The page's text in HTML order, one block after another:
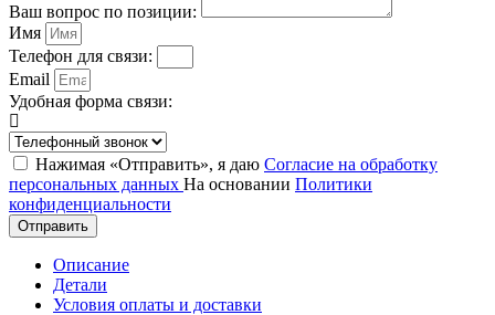
Ваш вопрос по позиции:
Имя
Телефон для связи:
Email
Удобная форма связи:
Нажимая «Отправить», я даю Согласие на обработку
персональных данных На основании Политики
конфиденциальности
Отправить
Описание
Детали
Условия оплаты и доставки